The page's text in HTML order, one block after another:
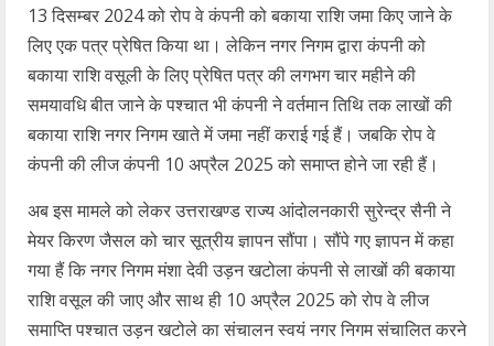
13 दिसम्बर 2024 को रोप वे कंपनी को बकाया राशि जमा किए जाने के
लिए एक पत्र प्रेषित किया था। लेकिन नगर निगम द्वारा कंपनी को
बकाया राशि वसूली के लिए प्रेषित पत्र की लगभग चार महीने की
समयावधि बीत जाने के पश्चात भी कंपनी ने वर्तमान तिथि तक लाखों की
बकाया राशि नगर निगम खाते में जमा नहीं कराई गई हैं। जबकि रोप वे
कंपनी की लीज कंपनी 10 अप्रैल 2025 को समाप्त होने जा रही हैं।
अब इस मामले को लेकर उत्तराखण्ड राज्य आंदोलनकारी सुरेन्द्र सैनी ने
मेयर किरण जैसल को चार सूत्रीय ज्ञापन सौंपा। सौंपे गए ज्ञापन में कहा
गया हैं कि नगर निगम मंशा देवी उड़न खटोला कंपनी से लाखों की बकाया
राशि वसूल की जाए और साथ ही 10 अप्रैल 2025 को रोप वे लीज
समाप्ति पश्चात उड़न खटोले का संचालन स्वयं नगर निगम संचालित करने